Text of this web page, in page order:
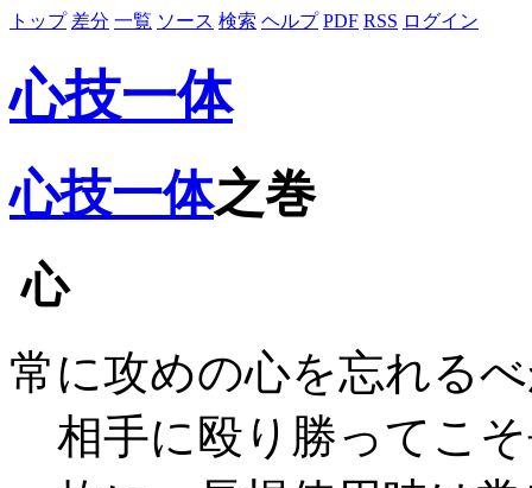
トップ 差分 一覧 ソース 検索 ヘルプ PDF RSS ログイン
心技一体
心技一体之巻
心
常に攻めの心を忘れる
相手に殴り勝ってこ